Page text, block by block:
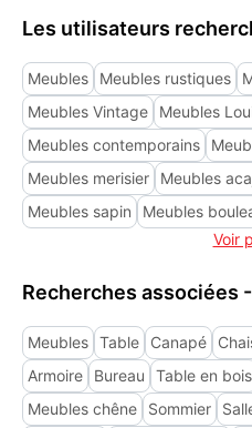
Les utilisateurs
Meubles Meubles rustiques
Meubles Vintage
Meubles
Meubles contemporains
Meubles merisier
Meubles
Meubles sapin
Meubles
Voir
Recherches associées
Meubles Table Canapé
Armoire
Bureau Table en bois
Meubles chêne
Sommier